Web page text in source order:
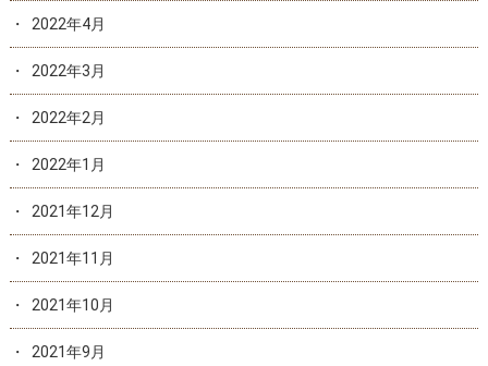
2022年4月
2022年3月
2022年2月
2022年1月
2021年12月
2021年11月
2021年10月
2021年9月